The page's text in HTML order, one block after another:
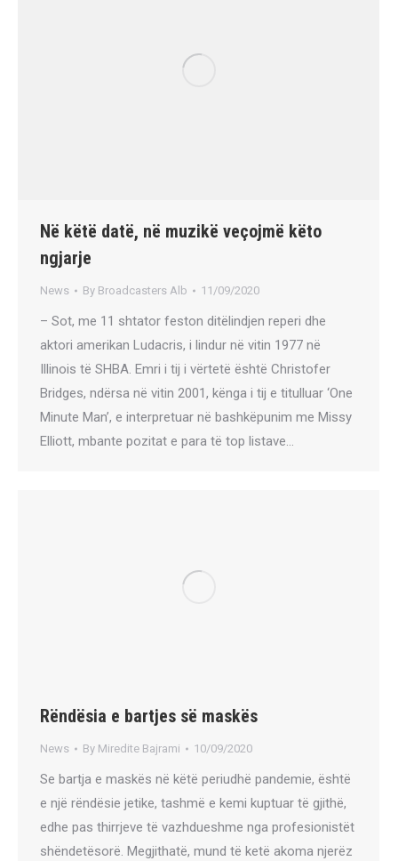
Në këtë datë, në muzikë veçojmë këto
ngjarje
News By Broadcasters Alb 11/09/2020
– Sot, me 11 shtator feston ditëlindjen reperi dhe
aktori amerikan Ludacris, i lindur në vitin 1977 në
Illinois të SHBA. Emri i tij i vërtetë është Christofer
Bridges, ndërsa në vitin 2001, kënga i tij e titulluar ‘One
Minute Man’, e interpretuar në bashkëpunim me Missy
Elliott, mbante pozitat e para të top listave…
Rëndësia e bartjes së maskës
News By Miredite Bajrami 10/09/2020
Se bartja e maskës në këtë periudhë pandemie, është
e një rëndësie jetike, tashmë e kemi kuptuar të gjithë,
edhe pas thirrjeve të vazhdueshme nga profesionistët
shëndetësorë. Megjithatë, mund të ketë akoma njerëz